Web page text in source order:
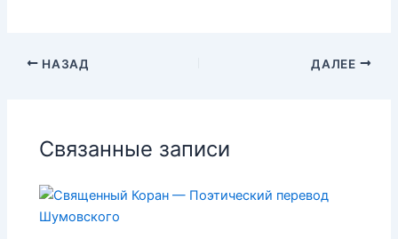
НАЗАД ДАЛЕЕ
Связанные записи